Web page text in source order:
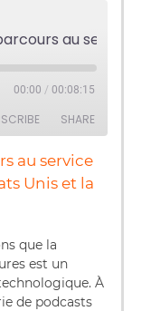
00:00 / 00:08:15
SHARE
au service
Unis et la
que la
est un
À
de podcasts